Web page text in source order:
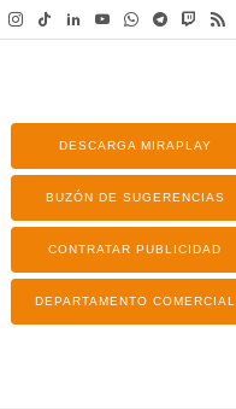
DESCARGA MIRAPLAY
BUZÓN DE SUGERENCIAS
CONTRATAR PUBLICIDAD
DEPARTAMENTO COMERCIAL